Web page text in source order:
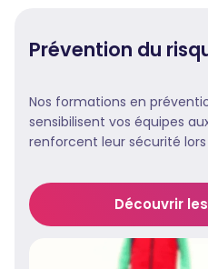
Prévention du
Nos formations en
sensibilisent vos équipes
renforcent leur sécurité
Découvrir